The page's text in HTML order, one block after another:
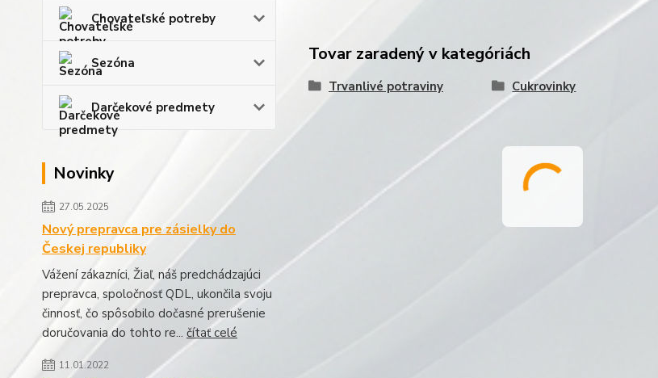
Chovateľské potreby
Sezóna
Darčekové predmety
Novinky
27.05.2025
Nový prepravca pre zásielky do
Českej republiky
Vážení zákazníci, Žiaľ, náš predchádzajúci
prepravca, spoločnosť QDL, ukončila svoju
činnosť, čo spôsobilo dočasné prerušenie
doručovania do tohto re... čítať celé
11.01.2022
Tovar zaradený v kategóriách
Trvanlivé potraviny Cukrovinky